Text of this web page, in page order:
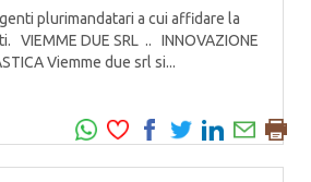
plurimandatari a cui affidare la
VIEMME DUE SRL .. INNOVAZIONE
Viemme due srl si...